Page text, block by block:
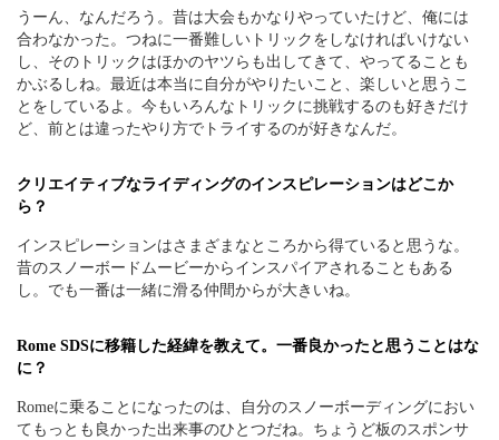
うーん、なんだろう。昔は大会もかなりやっていたけど、俺には
合わなかった。つねに一番難しいトリックをしなければいけない
し、そのトリックはほかのヤツらも出してきて、やってることも
かぶるしね。最近は本当に自分がやりたいこと、楽しいと思うこ
とをしているよ。今もいろんなトリックに挑戦するのも好きだけ
ど、前とは違ったやり方でトライするのが好きなんだ。
クリエイティブなライディングのインスピレーションはどこか
ら？
インスピレーションはさまざまなところから得ていると思うな。
昔のスノーボードムービーからインスパイアされることもある
し。でも一番は一緒に滑る仲間からが大きいね。
Rome SDSに移籍した経緯を教えて。一番良かったと思うことはな
に？
Romeに乗ることになったのは、自分のスノーボーディングにおい
てもっとも良かった出来事のひとつだね。ちょうど板のスポンサ